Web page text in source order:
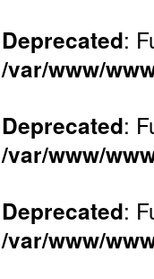
Deprecated:
/var/www/
Deprecated:
/var/www/
Deprecated:
/var/www/